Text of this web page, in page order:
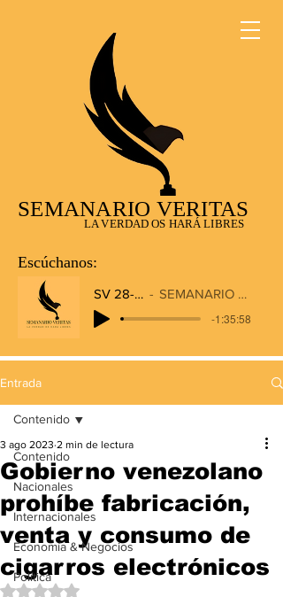
SEMANARIO VERITAS
LA VERDAD OS HARÁ LIBRES
Escúchanos:
SV 28-12-2025
SEMANARIO VERITAS RADIO
-1:35:58
Entrada
Contenido
Nacionales
Internacionales
Economía & Negocios
Política
Contenido
Gobierno venezolano
prohíbe fabricación,
venta y consumo de
cigarros electrónicos
3 ago 2023 2 min de lectura
Obtuvo NaN de 5 estrellas.